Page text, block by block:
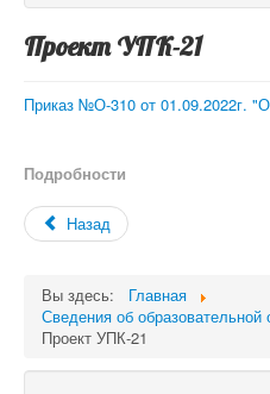
Проект УПК-21
Приказ №О-310 от 01.09.2022г.
Подробности
Назад
Вы здесь:
Главная
Сведения об образовательной
Проект УПК-21